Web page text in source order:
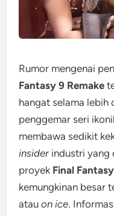
Rumor mengenai
Fantasy 9 Remake
hangat selama lebih
penggemar seri
membawa sedikit
insider industri yang
proyek Final
kemungkinan besar
atauon ice.